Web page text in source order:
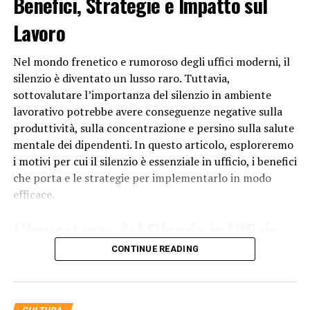
Infine, la crescita personale e la realizzazione dei propri
obiettivi possono essere motivazioni fondamentali per
cercare un nuovo lavoro. Alcune persone desiderano
intraprendere nuove sfide, mettersi alla prova in
ambienti diversi e raggiungere traguardi che non
sarebbero possibili nel loro lavoro attuale.
In conclusione, cercare un nuovo lavoro può essere
motivato da una serie di ragioni, tra cui la crescita
professionale, il miglioramento delle condizioni
finanziarie, la ricerca di soddisfazione personale e
l’adattamento alle nuove opportunità nel mercato del
lavoro. È una decisione che richiede una seria riflessione
e professionali.
Lavoro
Nel mondo frenetico e rumoroso degli uffici moderni, il
silenzio è diventato un lusso raro. Tuttavia,
sottovalutare l’importanza del silenzio in ambiente
lavorativo potrebbe avere conseguenze negative sulla
produttività, sulla concentrazione e persino sulla salute
mentale dei dipendenti. In questo articolo, esploreremo
i motivi per cui il silenzio è essenziale in ufficio, i benefici
che porta e le strategie per implementarlo in modo
efficace.
L’Importanza del Silenzio in Ufficio
Il silenzio inufficioè fondamentale per diversi motivi:
CONTINUE READING